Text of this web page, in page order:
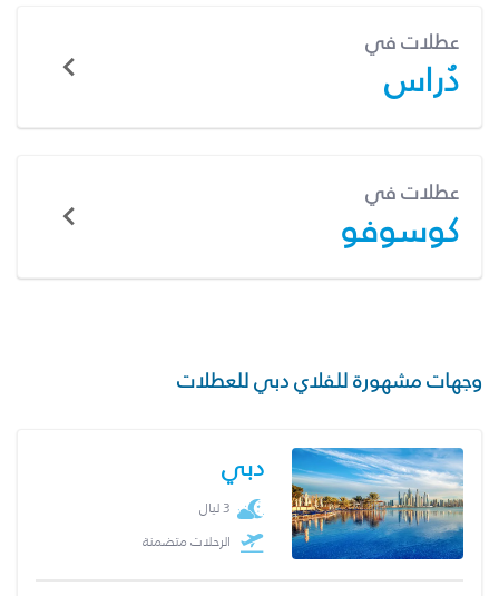
عطلات في
دُراس
عطلات في
كوسوفو
وجهات مشهورة للفلاي دبي للعطلات
دبي
3 ليال
الرحلات متضمنة